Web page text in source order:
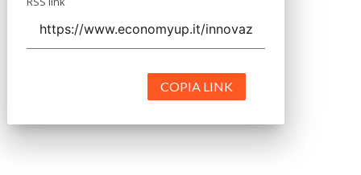
COPIA LINK